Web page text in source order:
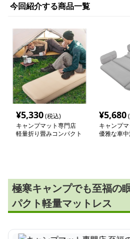
今回紹介する商品一覧
¥5,330(税込)
キャンプマット専門店
軽量折り畳みコンパクト
¥5,680
キャンプ
優雅な車
極寒キャンプでも至福の
パクト軽量マットレス